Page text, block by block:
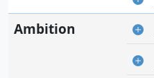
Ambition